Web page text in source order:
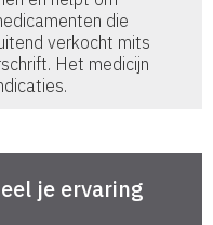
die
verkocht mits
Het medicijn